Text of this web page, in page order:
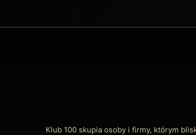
Klub 100 skupia osoby i firmy, którym